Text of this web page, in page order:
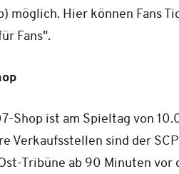
möglich. Hier können Fans
Fans".
Shop ist am Spieltag von
Verkaufsstellen sind der
Tribüne ab 90 Minuten